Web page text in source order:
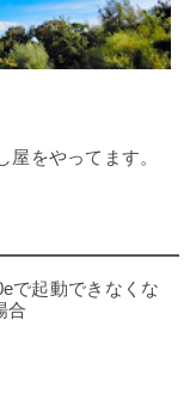
をやってます。
で起動できなくな
合